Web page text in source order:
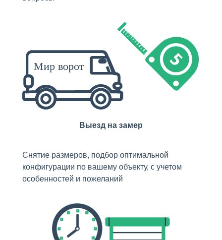
Выезд на замер
Снятие размеров, подбор оптимальной
конфигурации по вашему объекту, с учетом
особенностей и пожеланий